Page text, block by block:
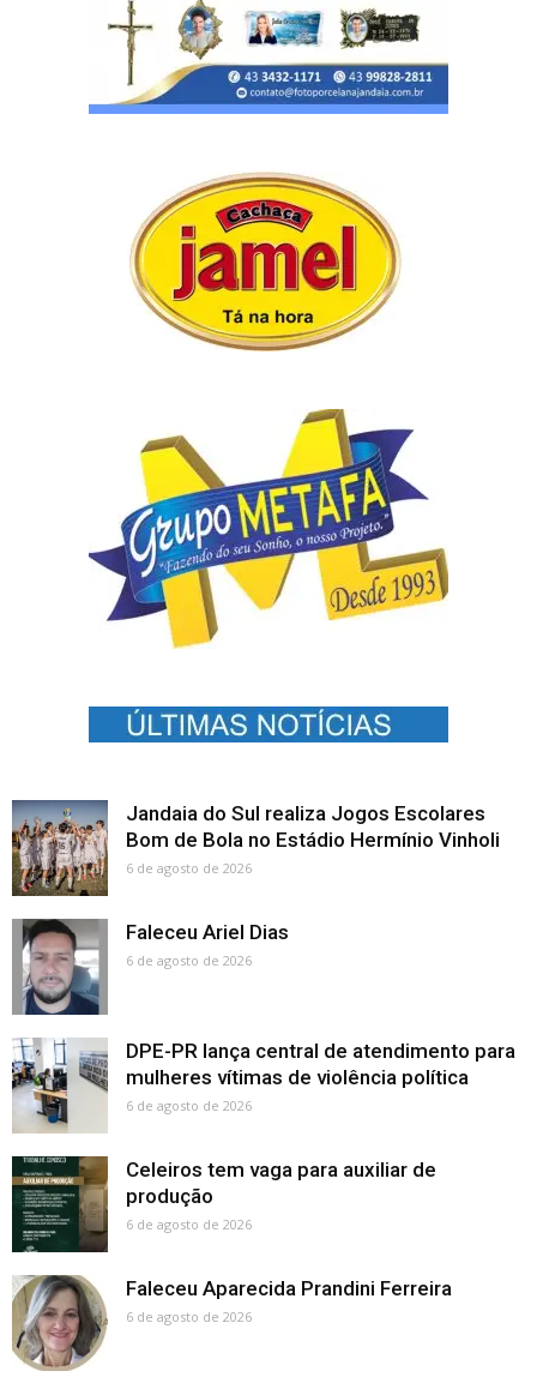
Jandaia do Sul realiza Jogos Escolares
Bom de Bola no Estádio Hermínio Vinholi
6 de agosto de 2026
Faleceu Ariel Dias
6 de agosto de 2026
DPE-PR lança central de atendimento para
mulheres vítimas de violência política
6 de agosto de 2026
Celeiros tem vaga para auxiliar de
produção
6 de agosto de 2026
Faleceu Aparecida Prandini Ferreira
6 de agosto de 2026